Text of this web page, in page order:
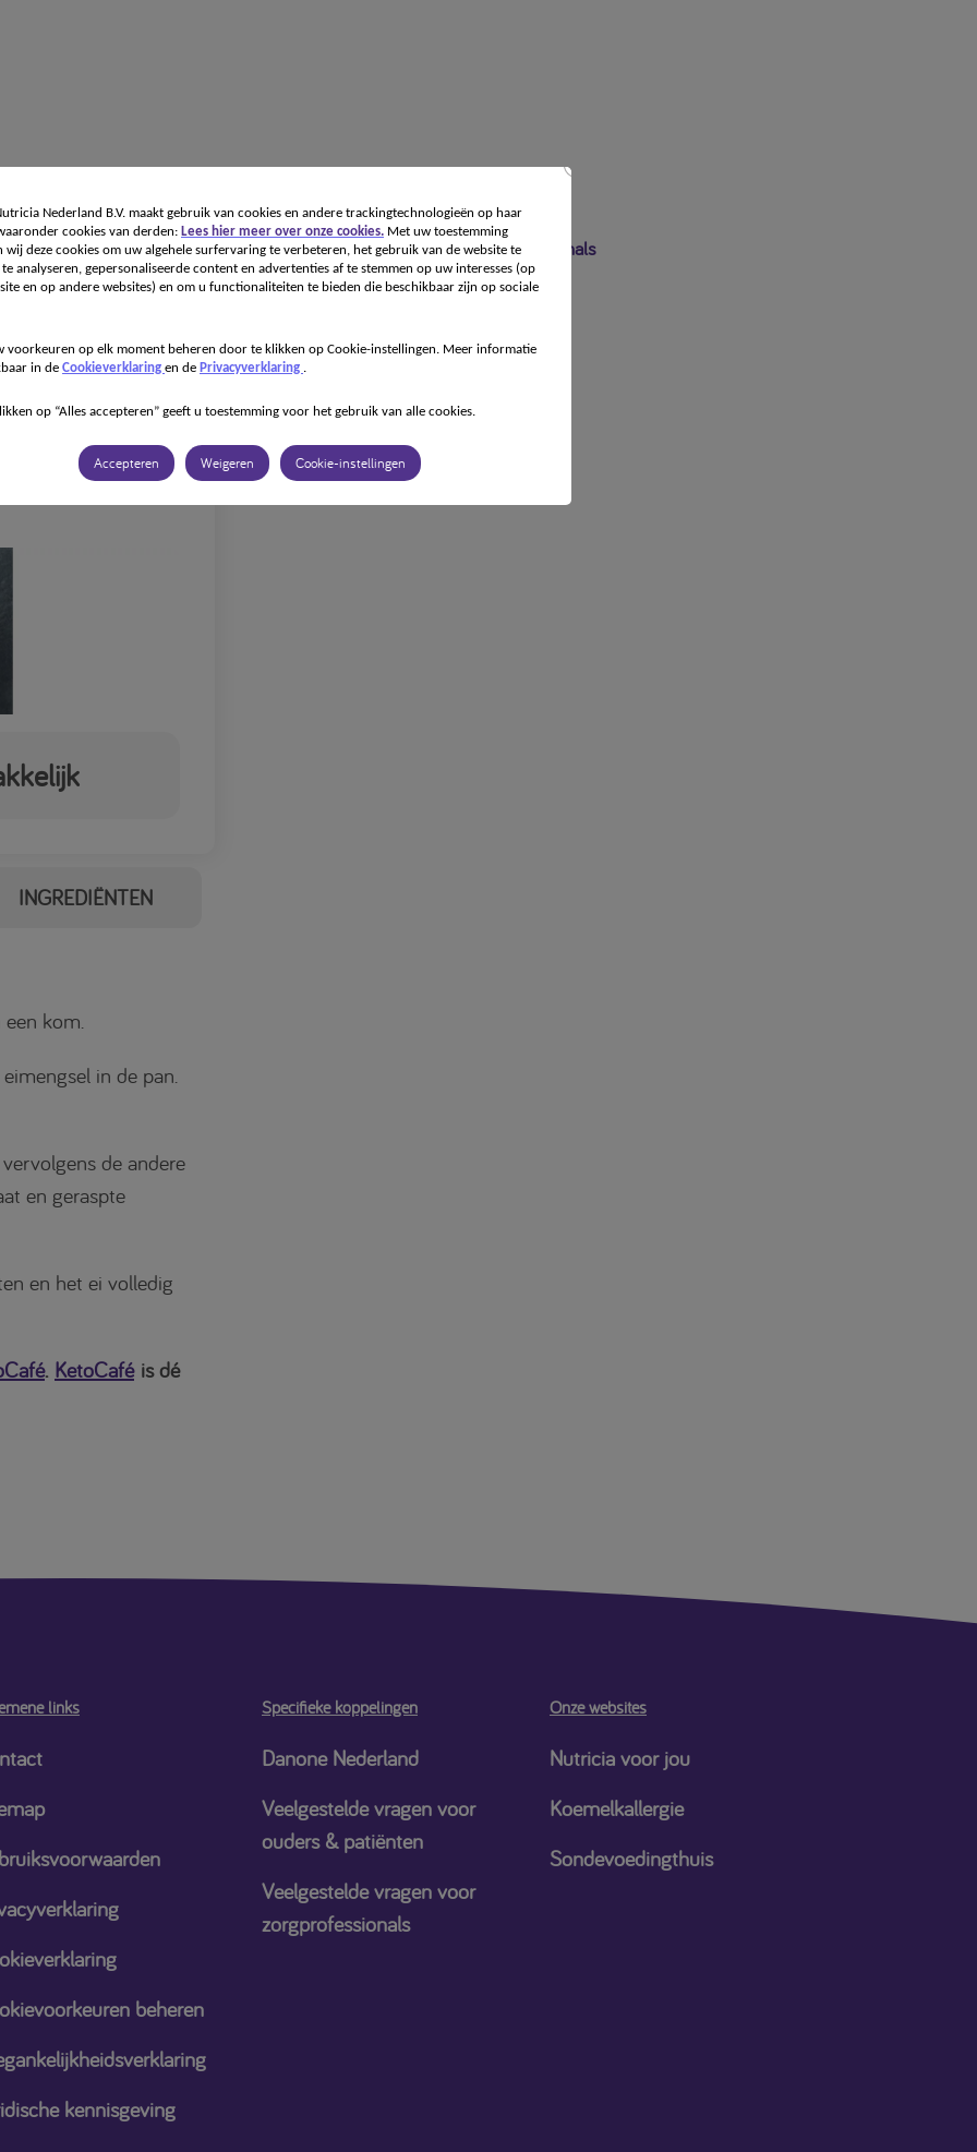
Onze specialismen Onze producten Recepten Voor professionals
INGREDIËNTEN
kom.
in de pan.
de andere
en geraspte
en het ei volledig
. KetoCaféis dé
links
beheren
kennisgeving
Specifieke koppelingen
Danone Nederland
Veelgestelde vragen voor
ouders & patiënten
Veelgestelde vragen voor
zorgprofessionals
Onze websites
Nutricia voor jou
Koemelkallergie
Sondevoedingthuis
Nederland B.V. maakt gebruik van cookies en andere trackingtechnologieën op haar
cookies van derden: Lees hier meer over onze cookies. Met uw toestemming
wij deze cookies om uw algehele surfervaring te verbeteren, het gebruik van de website te
te analyseren, gepersonaliseerde content en advertenties af te stemmen op uw interesses (op
en op andere websites) en om u functionaliteiten te bieden die beschikbaar zijn op sociale
voorkeuren op elk moment beheren door te klikken op Cookie-instellingen. Meer informatie
in de Cookieverklaring en de Privacyverklaring .
op “Alles accepteren” geeft u toestemming voor het gebruik van alle cookies.
Accepteren Weigeren Cookie-instellingen